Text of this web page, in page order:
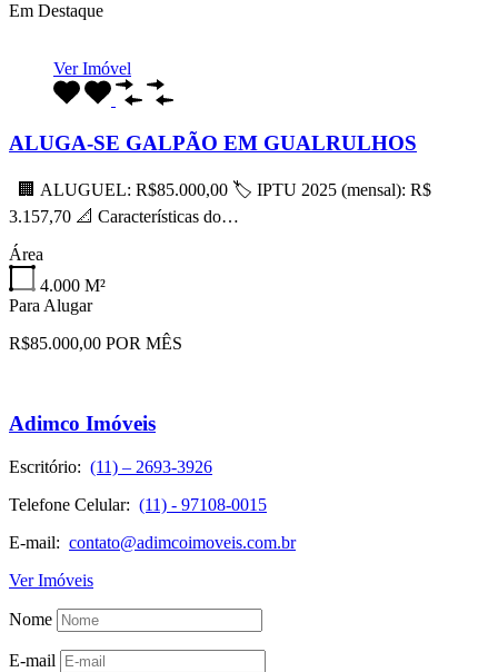
Em Destaque
Ver Imóvel
ALUGA-SE GALPÃO EM GUALRULHOS
🏢 ALUGUEL: R$85.000,00 🏷 IPTU 2025 (mensal): R$
3.157,70 📐 Características do…
Área
4.000 M²
Para Alugar
R$85.000,00 POR MÊS
Adimco Imóveis
Escritório: (11) – 2693-3926
Telefone Celular: (11) - 97108-0015
E-mail: contato@adimcoimoveis.com.br
Ver Imóveis
Nome
E-mail